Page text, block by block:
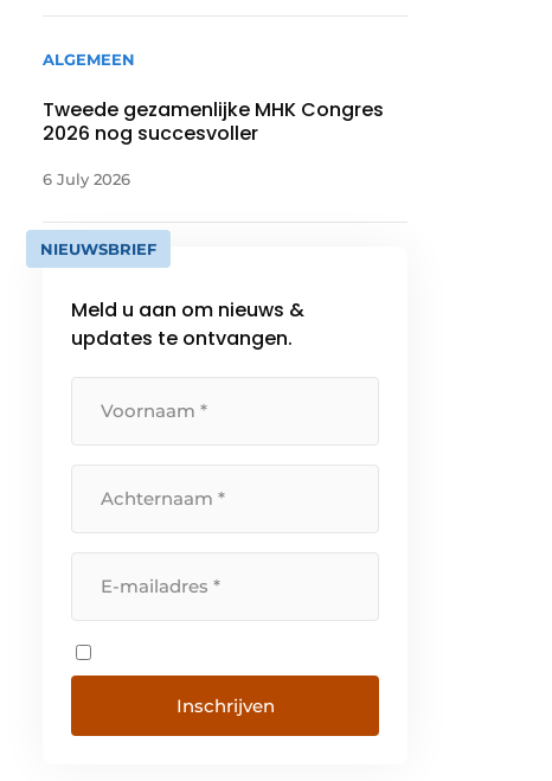
ALGEMEEN
Tweede gezamenlijke MHK Congres
2026 nog succesvoller
6 July 2026
NIEUWSBRIEF
Meld u aan om nieuws &
updates te ontvangen.